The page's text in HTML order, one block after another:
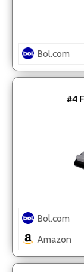
Bol.com
#4
Bol.com
Amazon